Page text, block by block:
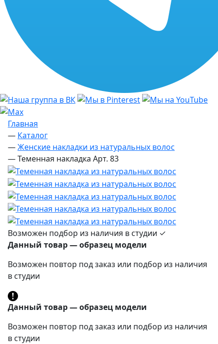
Главная
— Каталог
—Женские накладки из натуральных волос
—Теменная накладка Арт. 83
Возможен подбор из наличия в студии ✓
Данный товар — образец модели
Возможен повтор под заказ или подбор из наличия
в студии
Данный товар — образец модели
Возможен повтор под заказ или подбор из наличия
в студии